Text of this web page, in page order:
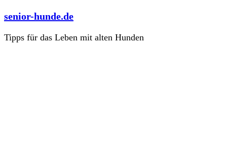
Zum
springen
senior-hunde.de
Tipps für das Leben mit alten Hunden